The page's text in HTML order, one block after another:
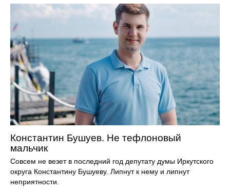
Константин Бушуев. Не тефлоновый
мальчик
Совсем не везет в последний год депутату думы Иркутского
округа Константину Бушуеву. Липнут к нему и липнут
неприятности.